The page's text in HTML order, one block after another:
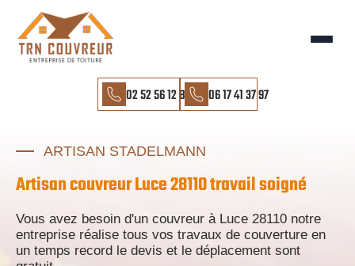
02 52 56 12 85 06 17 41 37 97
ARTISAN STADELMANN
Artisan couvreur Luce 28110 travail soigné
Vous avez besoin d'un couvreur à Luce 28110 notre
entreprise réalise tous vos travaux de couverture en
un temps record le devis et le déplacement sont